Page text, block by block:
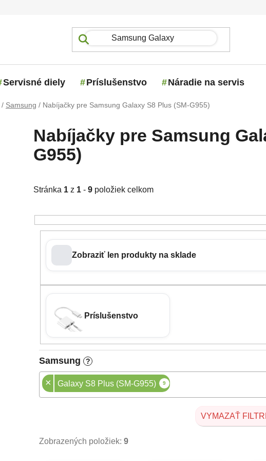
Servisné diely Príslušenstvo Náradie na servis
/ Samsung / Nabíjačky pre Samsung Galaxy S8 Plus (SM-G955)
Nabíjačky pre Samsung
G955)
Stránka 1 z 1 - 9 položiek celkom
Zobraziť len produkty na sklade
Príslušenstvo
Samsung ?
× Galaxy S8 Plus (SM-G955) 9
VYMAZAŤ
Zobrazených položiek: 9